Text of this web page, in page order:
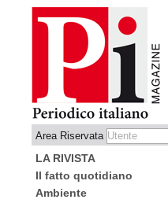
Area Riservata
LA RIVISTA
Il fatto quotidiano
Ambiente